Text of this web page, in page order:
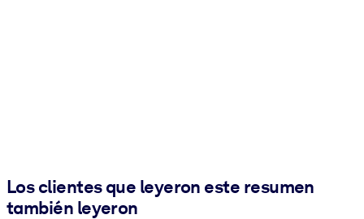
Los clientes que leyeron este resumen
también leyeron